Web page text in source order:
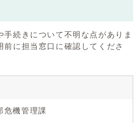
手続きについて不明な点がありま
前に担当窓口に確認してくださ
危機管理課